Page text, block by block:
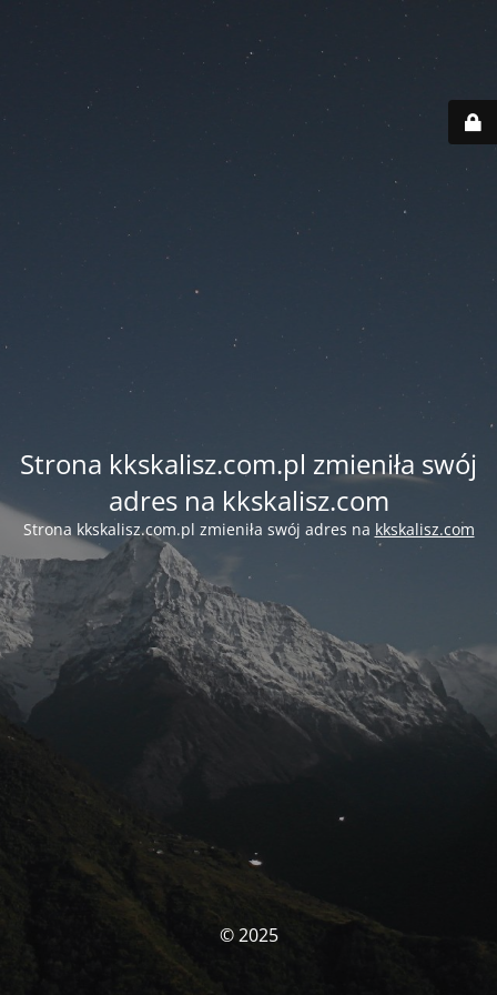
Strona kkskalisz.com.pl zmieniła swój
adres na kkskalisz.com
Strona kkskalisz.com.pl zmieniła swój adres na kkskalisz.com
© 2025